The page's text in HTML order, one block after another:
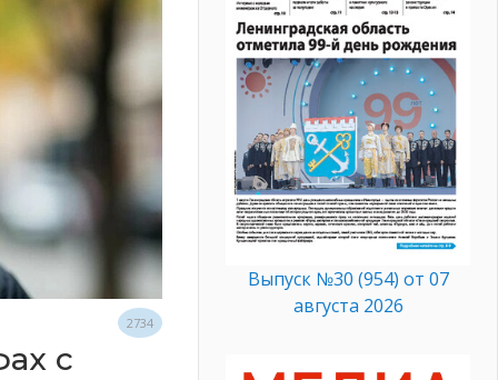
2734
с
Выпуск №30 (954) от 07
августа 2026